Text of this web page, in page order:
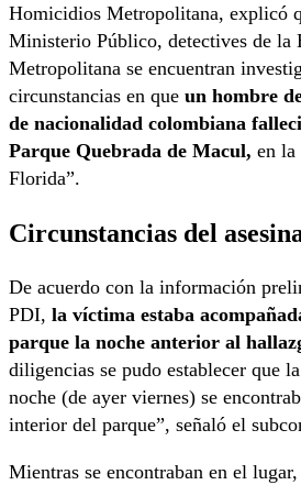
Homicidios Metropolitana, explicó
Ministerio Público, detectives de la
Metropolitana se encuentran
circunstancias en que un hombre
de nacionalidad colombiana
Parque Quebrada de Macul, en la
Florida”.
Circunstancias del
De acuerdo con la información
PDI, la víctima estaba
parque la noche anterior al
diligencias se pudo establecer que
noche (de ayer viernes) se
interior del parque”, señaló el
Mientras se encontraban en el